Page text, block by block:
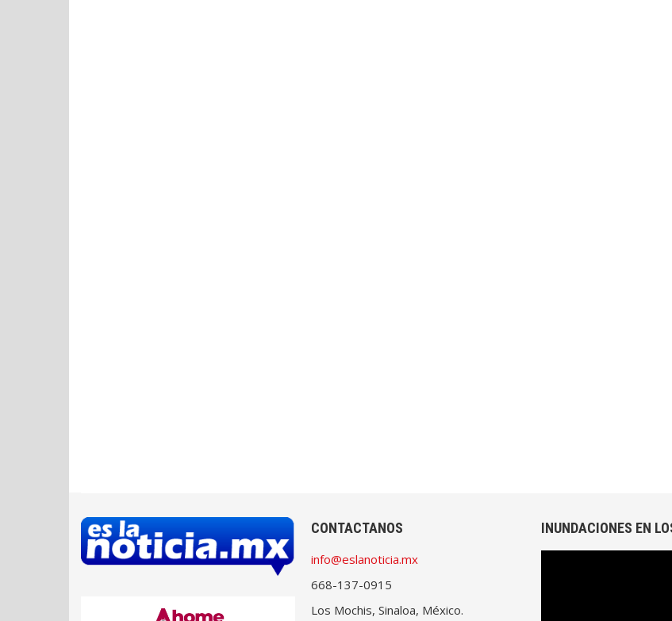
CONTACTANOS
info@eslanoticia.mx
668-137-0915
Los Mochis, Sinaloa, México.
INUNDACIONES EN